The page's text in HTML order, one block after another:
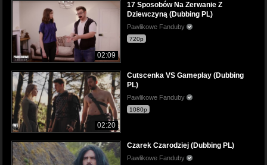
02:09
17 Sposobów Na Zerwanie Z
Dziewczyną (Dubbing PL)
Pawlikowe Fanduby
720p
02:20
Cutscenka VS Gameplay (Dubbing
PL)
Pawlikowe Fanduby
1080p
Czarek Czarodziej (Dubbing PL)
Pawlikowe Fanduby